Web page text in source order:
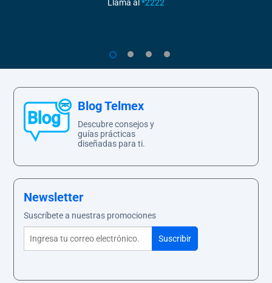
Llama al *2222
1
Blog Telmex
Descubre consejos y
guías prácticas
diseñadas para ti.
Newsletter
Suscríbete a nuestras promociones